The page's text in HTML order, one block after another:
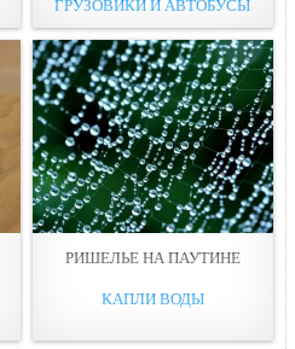
ГРУЗОВИКИ И АВТОБУСЫ
РИШЕЛЬЕ НА ПАУТИНE
КАПЛИ ВОДЫ